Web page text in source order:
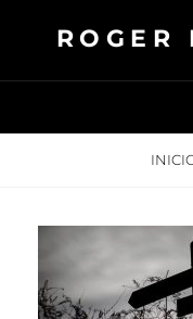
ROGER